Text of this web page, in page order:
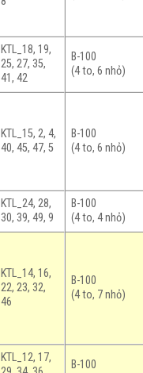
KTL_18, 19,
25, 27, 35,
41, 42
B-100
(4 to, 6 nhỏ)
KTL_15, 2, 4,
40, 45, 47, 5
B-100
(4 to, 6 nhỏ)
KTL_24, 28,
30, 39, 49, 9
B-100
(4 to, 4 nhỏ)
KTL_14, 16,
22, 23, 32,
46
B-100
(4 to, 7 nhỏ)
KTL_12, 17,
B-100